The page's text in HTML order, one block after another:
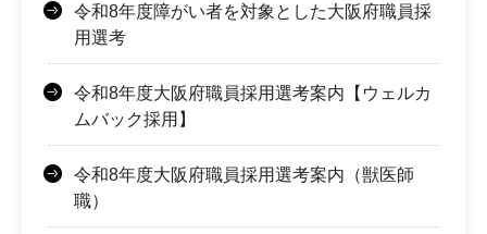
令和8年度障がい者を対象とした大阪府職員採
用選考
令和8年度大阪府職員採用選考案内【ウェルカ
ムバック採用】
令和8年度大阪府職員採用選考案内（獣医師
職）